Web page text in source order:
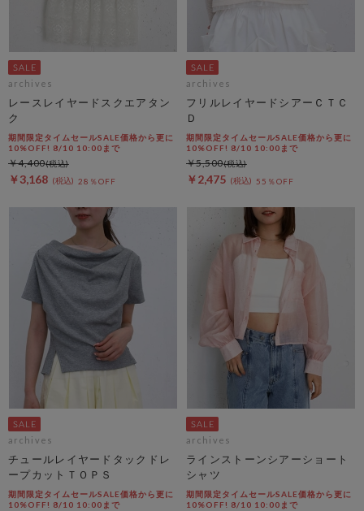
archives
レースレイヤードスクエアタン
ク
期間限定タイムセールSALE価格から更に
10%OFF! 8/10 10:00まで
￥3,168 28％OFF
￥4,400
archives
フリルレイヤードシアーＣＴＣ
Ｄ
期間限定タイムセールSALE価格から更に
10%OFF! 8/10 10:00まで
￥2,475 55％OFF
￥5,500
archives
チュールレイヤードタックドレ
ープカットＴＯＰＳ
期間限定タイムセールSALE価格から更に
10%OFF! 8/10 10:00まで
archives
ラインストーンシアーショート
シャツ
期間限定タイムセールSALE価格から更に
10%OFF! 8/10 10:00まで